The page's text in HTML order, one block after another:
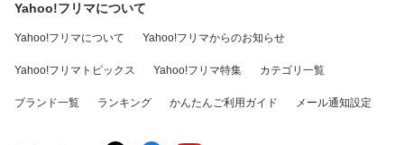
Yahoo!フリマについて
Yahoo!フリマについて Yahoo!フリマからのお知らせ
Yahoo!フリマトピックス Yahoo!フリマ特集 カテゴリ一覧
ブランド一覧 ランキング かんたんご利用ガイド メール通知設定